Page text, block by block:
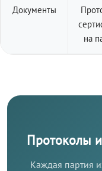
Документы
на
Протоколы
Каждая партия